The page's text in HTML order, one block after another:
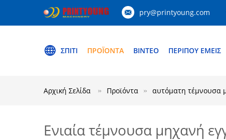
pry@printyoung.com
ΣΠΊΤΙ ΠΡΟΪΌΝΤΑ ΒΊΝΤΕΟ ΠΕΡΊΠΟΥ ΕΜΕΊΣ
Αρχική Σελίδα Προϊόντα αυτόματη τέμνουσα
Ενιαία τέμνουσα μηχανή